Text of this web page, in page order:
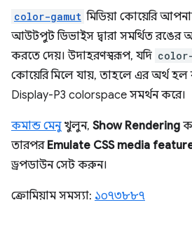
color-gamut মিডিয়া কোয়েরি
আউটপুট ডিভাইস দ্বারা সমর্থিত রঙের
করতে দেয়। উদাহরণস্বরূপ, যদি
কোয়েরি মিলে যায়, তাহলে এর অর্থ হল
Display-P3 colorspace সমর্থন করে।
কমান্ড মেনুখুলুন, Show Rendering
তারপর Emulate CSS media
ড্রপডাউন সেট করুন।
ক্রোমিয়াম সমস্যা: ১০৭৩৮৮৭